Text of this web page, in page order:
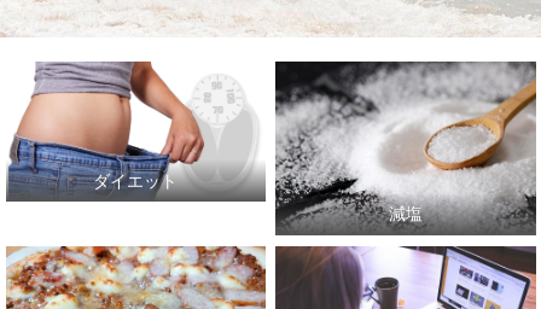
ダイエット
減塩